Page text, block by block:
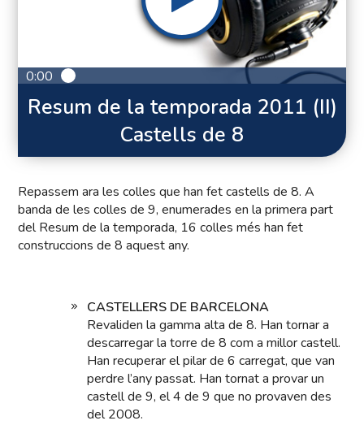
0:00
Resum de la temporada 2011 (II)
Castells de 8
Repassem ara les colles que han fet castells de 8. A
banda de les colles de 9, enumerades en la primera part
del Resum de la temporada, 16 colles més han fet
construccions de 8 aquest any.
CASTELLERS DE BARCELONA
Revaliden la gamma alta de 8. Han tornar a
descarregar la torre de 8 com a millor castell.
Han recuperar el pilar de 6 carregat, que van
perdre l’any passat. Han tornat a provar un
castell de 9, el 4 de 9 que no provaven des
del 2008.